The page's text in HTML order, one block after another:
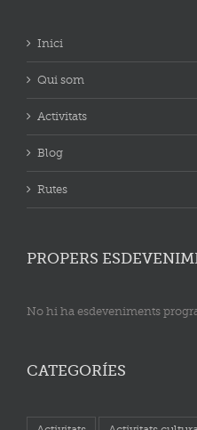
Inici
Qui som
Activitats
Blog
Rutes
PROPERS
No hi ha esdeveniments
CATEGORÍES